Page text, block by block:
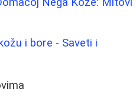
i bore - Saveti i